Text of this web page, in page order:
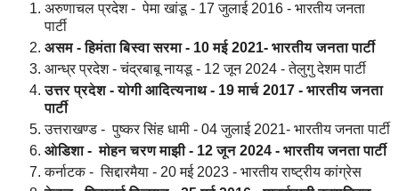
अरुणाचल प्रदेश - पेमा खांडू - 17 जुलाई 2016 - भारतीय जनता
पार्टी
असम - हिमंता बिस्वा सरमा - 10 मई 2021- भारतीय जनता पार्टी
आन्ध्र प्रदेश - चंद्रबाबू नायडू - 12 जून 2024 - तेलुगु देशम पार्टी
उत्तर प्रदेश - योगी आदित्यनाथ - 19 मार्च 2017 - भारतीय जनता
पार्टी
उत्तराखण्ड - पुष्कर सिंह धामी - 04 जुलाई 2021- भारतीय जनता पार्टी
ओडिशा - मोहन चरण माझी - 12 जून 2024 - भारतीय जनता पार्टी
कर्नाटक - सिद्दारमैया - 20 मई 2023 - भारतीय राष्ट्रीय कांग्रेस